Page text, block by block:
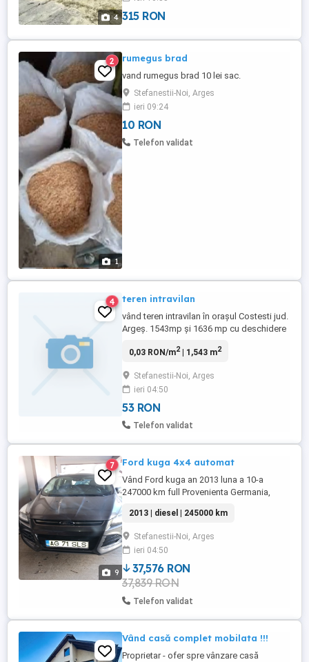
4
euro ...
315 RON
1
2 rumegus brad
vand rumegus brad 10 lei sac.
Stefanestii-Noi, Arges
ieri 09:24
10 RON
Telefon validat
4 teren intravilan
vând teren intravilan în orașul Costesti jud.
Argeș. 1543mp și 1636 mp cu deschidere
proprietatii, curent trifazic pe teren, gaze
suprafețe 500- 700 mp Preț 10 euro mp
0,03 RON/m2| 1,543 m2
Stefanestii-Noi, Arges
ieri 04:50
53 RON
Telefon validat
9
7 Ford kuga 4x4 automat
Vând Ford kuga an 2013 luna a 10-a
247000 km full Provenienta Germania,
automata Tapiserie piele foarte bine
intretinuta Plafon panoramic Key lets go
Key lets entry Computer bord multiple
funcții Pilot automat Front asist-franeaza
singura când detectează un obstacol ...
2013 | diesel | 245000 km
Stefanestii-Noi, Arges
ieri 04:50
37,576 RON
37,839 RON
Telefon validat
Vând casă complet mobilata !!!
Proprietar - ofer spre vânzare casă